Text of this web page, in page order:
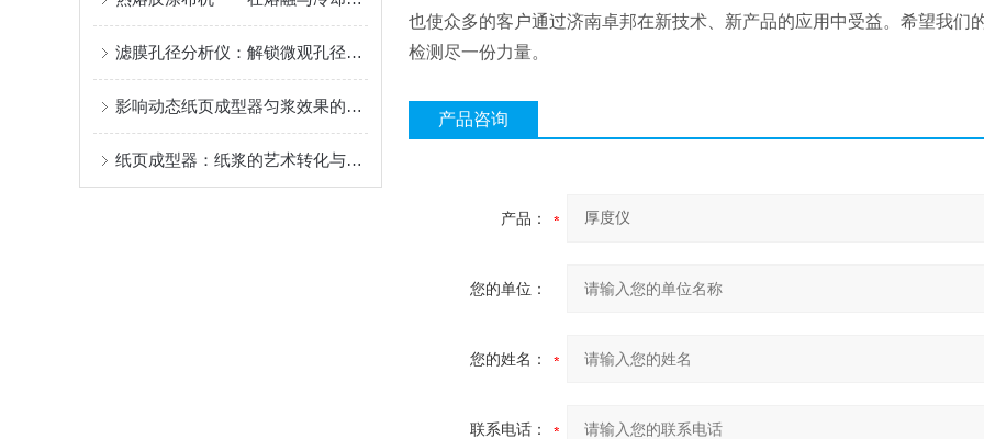
滤膜孔径分析仪：解锁微观孔径奥秘的操作指南
影响动态纸页成型器匀浆效果的因素有哪些？
纸页成型器：纸浆的艺术转化与科技的融合
也使众多的客户通过济南卓邦在新技术、新产品的应用中受益。希望我们
检测尽一份力量。
产品咨询
产品：
您的单位：
您的姓名：
联系电话：